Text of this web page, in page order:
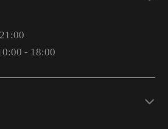
- 18:00